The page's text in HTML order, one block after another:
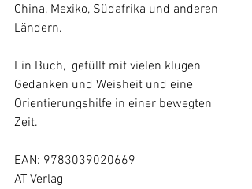
China, Mexiko, Südafrika und anderen
Ländern.
Ein Buch,  gefüllt mit vielen klugen
Gedanken und Weisheit und eine
Orientierungshilfe in einer bewegten
Zeit.
EAN: 9783039020669
AT Verlag